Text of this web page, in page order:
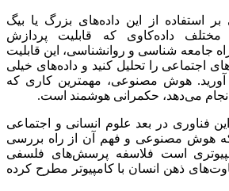
استفاده از این داده‌های بزرگ یا بیگ
مختلف داده‌کاوی که قابلیت پردازش
جامعه شناسی و روانشناسی، این قابلیت
اجتماعی را تحلیل کنید و داده‌های خیلی
آورید. هوش مصنوعی، مهمترین کاری که
می‌دهد، حکمرانی هوشمند است.
فناوری در بعد علوم انسانی و اجتماعی
هوش مصنوعی و فهم آن از راه بررسی
است فلاسفه پرسش‌های فلسفی
ذهن انسان با کامپیوتر مطرح کرده